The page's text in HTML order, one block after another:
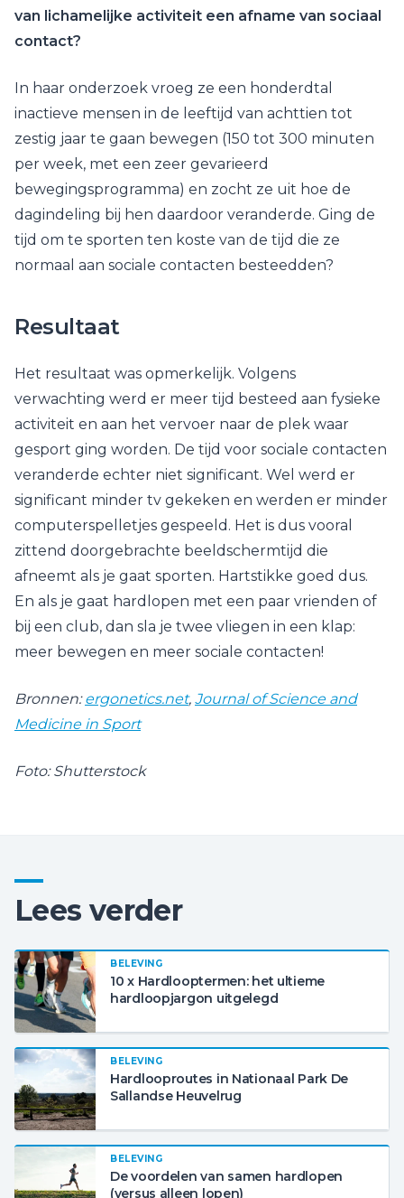
van lichamelijke activiteit een afname van sociaal
contact?
In haar onderzoek vroeg ze een honderdtal
inactieve mensen in de leeftijd van achttien tot
zestig jaar te gaan bewegen (150 tot 300 minuten
per week, met een zeer gevarieerd
bewegingsprogramma) en zocht ze uit hoe de
dagindeling bij hen daardoor veranderde. Ging de
tijd om te sporten ten koste van de tijd die ze
normaal aan sociale contacten besteedden?
Resultaat
Het resultaat was opmerkelijk. Volgens
verwachting werd er meer tijd besteed aan fysieke
activiteit en aan het vervoer naar de plek waar
gesport ging worden. De tijd voor sociale contacten
veranderde echter niet significant. Wel werd er
significant minder tv gekeken en werden er minder
computerspelletjes gespeeld. Het is dus vooral
zittend doorgebrachte beeldschermtijd die
afneemt als je gaat sporten. Hartstikke goed dus.
En als je gaat hardlopen met een paar vrienden of
bij een club, dan sla je twee vliegen in een klap:
meer bewegen en meer sociale contacten!
Bronnen:ergonetics.net, Journal of Science and
Medicine in Sport
Foto: Shutterstock
Lees verder
BELEVING
10 x Hardlooptermen: het ultieme
hardloopjargon uitgelegd
BELEVING
Hardlooproutes in Nationaal Park De
Sallandse Heuvelrug
BELEVING
De voordelen van samen hardlopen
(versus alleen lopen)